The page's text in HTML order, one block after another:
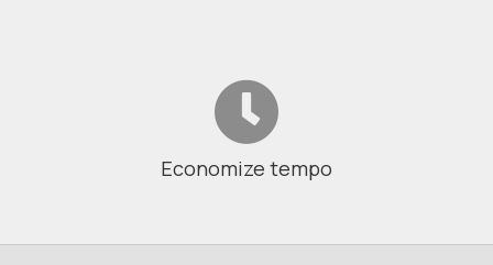
Economize tempo